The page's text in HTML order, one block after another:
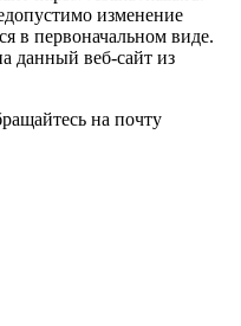
изменение
в первоначальном виде.
данный веб-сайт из
на почту